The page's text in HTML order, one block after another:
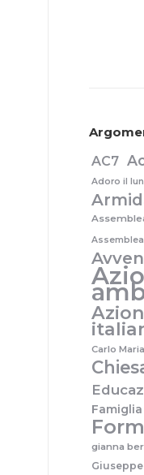
AC7
Adoro il
Carlo
Famiglia
gianna